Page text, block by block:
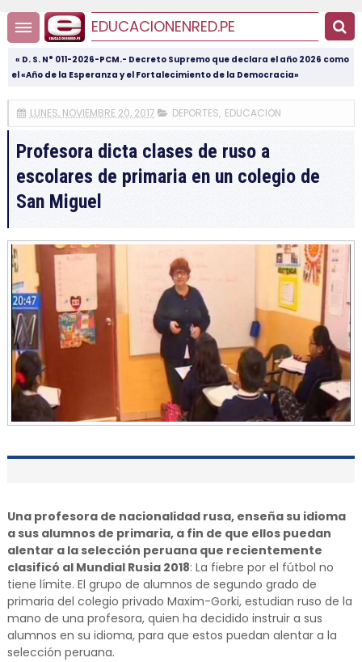
EDUCACIONENRED.PE
« D. S. N° 011-2026-PCM.- Decreto Supremo que declara el año 2026 como
el «Año de la Esperanza y el Fortalecimiento de la Democracia»
LUNES, NOVIEMBRE 20, 2017 DEPORTES, EDUCACION
Profesora dicta clases de ruso a
escolares de primaria en un colegio de
San Miguel
Una profesora de nacionalidad rusa, enseña su idioma
a sus alumnos de primaria, a fin de que ellos puedan
alentar a la selección peruana que recientemente
clasificó al Mundial Rusia 2018: La fiebre por el fútbol no
tiene límite. El grupo de alumnos de segundo grado de
primaria del colegio privado Maxim-Gorki, estudian ruso de la
mano de una profesora, quien ha decidido instruir a sus
alumnos en su idioma, para que estos puedan alentar a la
selección peruana.